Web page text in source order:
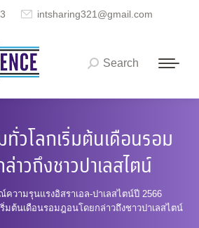
intsharing321@gmail.com
Search:
Search
ทั่วโลกเริ่มต้นเดือนรอม
าวถึงชาวปาเลสไตน์
ความรุนแรงอิสราเอล-ปาเลสไตน์ปี 2566
มต้นเดือนรอมฎอนโดยกล่าวถึงชาวปาเลสไตน์